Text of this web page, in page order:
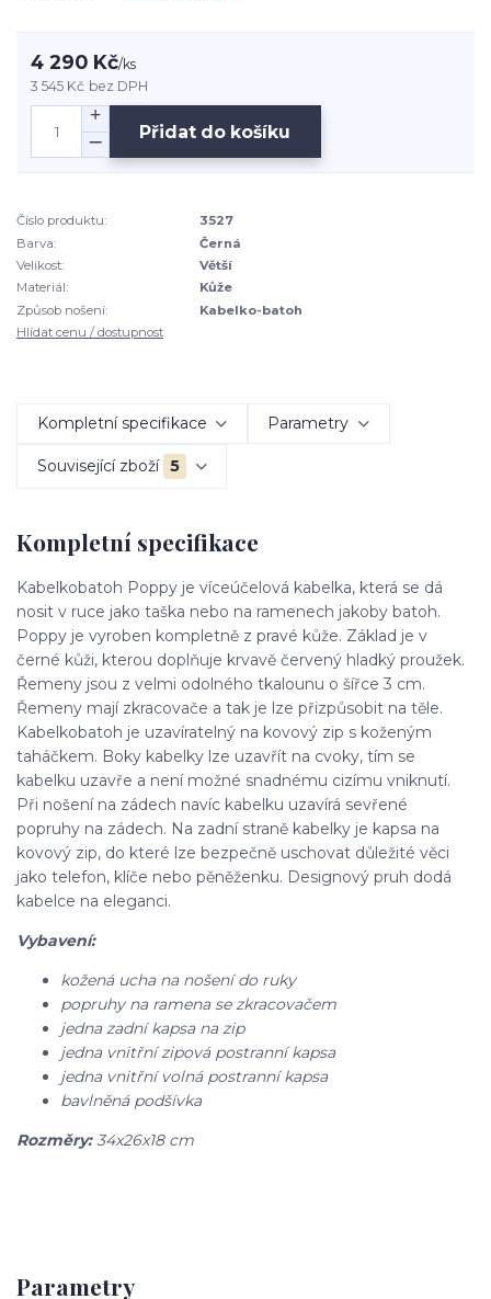
4 290 Kč/ks
3 545 Kč bez DPH
Přidat do košíku
Číslo produktu:
3527
Barva:
Černá
Velikost:
Větší
Materiál:
Kůže
Způsob nošení:
Kabelko-batoh
Hlídat cenu / dostupnost
Kompletní specifikace Parametry
Související zboží 5
Kompletní specifikace
Kabelkobatoh Poppy je víceúčelová kabelka, která se dá
nosit v ruce jako taška nebo na ramenech jakoby batoh.
Poppy je vyroben kompletně z pravé kůže. Základ je v
černé kůži, kterou doplňuje krvavě červený hladký proužek.
Řemeny jsou z velmi odolného tkalounu o šířce 3 cm.
Řemeny mají zkracovače a tak je lze přizpůsobit na těle.
Kabelkobatoh je uzavíratelný na kovový zip s koženým
taháčkem. Boky kabelky lze uzavřít na cvoky, tím se
kabelku uzavře a není možné snadnému cizímu vniknutí.
Při nošení na zádech navíc kabelku uzavírá sevřené
popruhy na zádech. Na zadní straně kabelky je kapsa na
kovový zip, do které lze bezpečně uschovat důležité věci
jako telefon, klíče nebo pěněženku. Designový pruh dodá
kabelce na eleganci.
Vybavení:
kožená ucha na nošení do ruky
popruhy na ramena se zkracovačem
jedna zadní kapsa na zip
jedna vnitřní zipová postranní kapsa
jedna vnitřní volná postranní kapsa
bavlněná podšívka
Rozměry:34x26x18 cm
Parametry